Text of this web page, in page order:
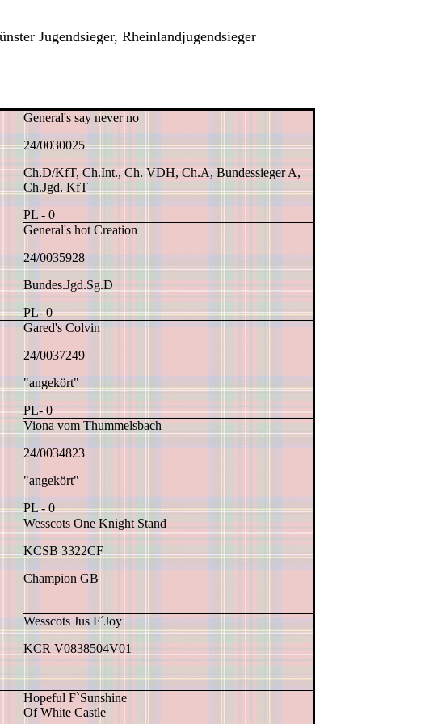
Jugendsieger, Rheinlandjugendsieger
General's say never no
24/0030025
Ch.D/KfT, Ch.Int., Ch. VDH, Ch.A, Bundessieger A,
Ch.Jgd. KfT
PL - 0
General's hot Creation
24/0035928
Bundes.Jgd.Sg.D
PL- 0
Gared's Colvin
24/0037249
"angekört"
PL- 0
Viona vom Thummelsbach
24/0034823
"angekört"
PL - 0
Wesscots One Knight Stand
KCSB 3322CF
Champion GB
Wesscots Jus F´Joy
KCR V0838504V01
Hopeful F`Sunshine
Of White Castle